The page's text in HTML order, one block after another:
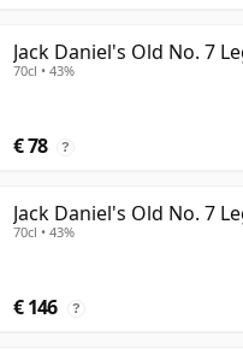
Jack Daniel's Old No. 7
70cl • 43%
€ 78 ?
Jack Daniel's Old No. 7
70cl • 43%
€ 146 ?